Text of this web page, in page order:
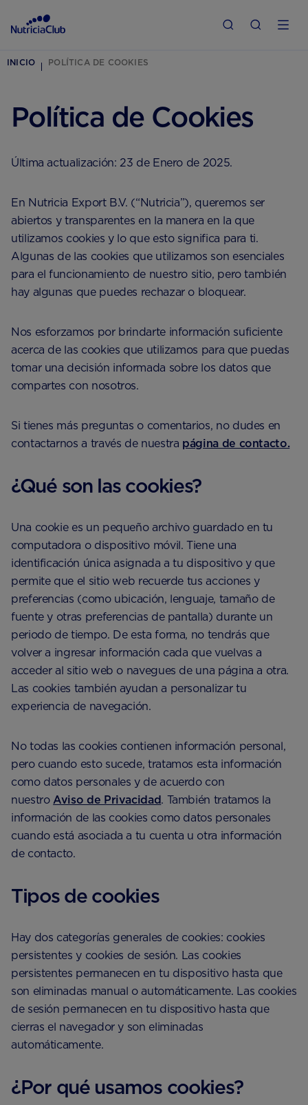
INICIO POLÍTICA DE COOKIES
Política de Cookies
Última actualización: 23 de Enero de 2025.
En Nutricia Export B.V. (“Nutricia”), queremos ser
abiertos y transparentes en la manera en la que
utilizamos cookies y lo que esto significa para ti.
Algunas de las cookies que utilizamos son esenciales
para el funcionamiento de nuestro sitio, pero también
hay algunas que puedes rechazar o bloquear.
Nos esforzamos por brindarte información suficiente
acerca de las cookies que utilizamos para que puedas
tomar una decisión informada sobre los datos que
compartes con nosotros.
Si tienes más preguntas o comentarios, no dudes en
contactarnos a través de nuestra página de contacto.
¿Qué son las cookies?
Una cookie es un pequeño archivo guardado en tu
computadora o dispositivo móvil. Tiene una
identificación única asignada a tu dispositivo y que
permite que el sitio web recuerde tus acciones y
preferencias (como ubicación, lenguaje, tamaño de
fuente y otras preferencias de pantalla) durante un
periodo de tiempo. De esta forma, no tendrás que
volver a ingresar información cada que vuelvas a
acceder al sitio web o navegues de una página a otra.
Las cookies también ayudan a personalizar tu
experiencia de navegación.
No todas las cookies contienen información personal,
pero cuando esto sucede, tratamos esta información
como datos personales y de acuerdo con
nuestroAviso de Privacidad. También tratamos la
información de las cookies como datos personales
cuando está asociada a tu cuenta u otra información
de contacto.
Tipos de cookies
Hay dos categorías generales de cookies: cookies
persistentes y cookies de sesión. Las cookies
persistentes permanecen en tu dispositivo hasta que
son eliminadas manual o automáticamente. Las cookies
de sesión permanecen en tu dispositivo hasta que
cierras el navegador y son eliminadas
automáticamente.
¿Por qué usamos cookies?